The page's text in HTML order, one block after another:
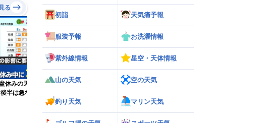
る
盆休みの天気2026】台風の影響に要
半は急な雷雨の心配も
【ゲリラ雷雨】長野県で1時間に約
100mmの猛烈な雨／気象防災速報・記
録的短時間大雨
初詣 天気痛予報
服装予報 お洗濯情報
紫外線情報 星空・天体情報
山の天気 空の天気
釣り天気 マリン天気